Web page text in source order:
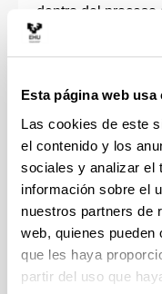
Esta página web usa
Las cookies de este
el contenido y los
sociales y analizar el
información sobre el
nuestros partners de
web, quienes pueden
que les haya
partir del uso que
dentro del proceso
farmacéutica y
tecnología
caracterización
en el desarrollo
liberación
péptidos,
Por otra parte, se
con la evaluación
y
farmacéutica y